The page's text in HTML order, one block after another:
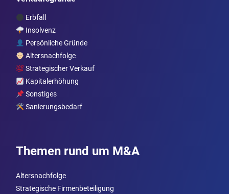
Erbfall
Insolvenz
Persönliche Gründe
Altersnachfolge
Strategischer Verkauf
Kapitalerhöhung
Sonstiges
Sanierungsbedarf
Themen rund um M&A
Altersnachfolge
Strategische Firmenbeteiligung